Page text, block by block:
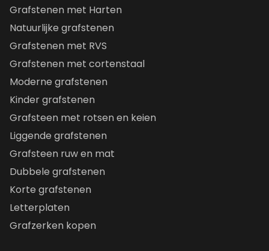
Grafstenen met Harten
Natuurlijke grafstenen
Grafstenen met RVS
Grafstenen met cortenstaal
Moderne grafstenen
Kinder grafstenen
Grafsteen met rotsen en keien
Liggende grafstenen
Grafsteen ruw en mat
Dubbele grafstenen
Korte grafstenen
Letterplaten
Grafzerken kopen